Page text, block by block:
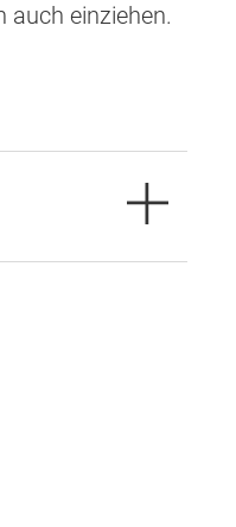
auch einziehen.